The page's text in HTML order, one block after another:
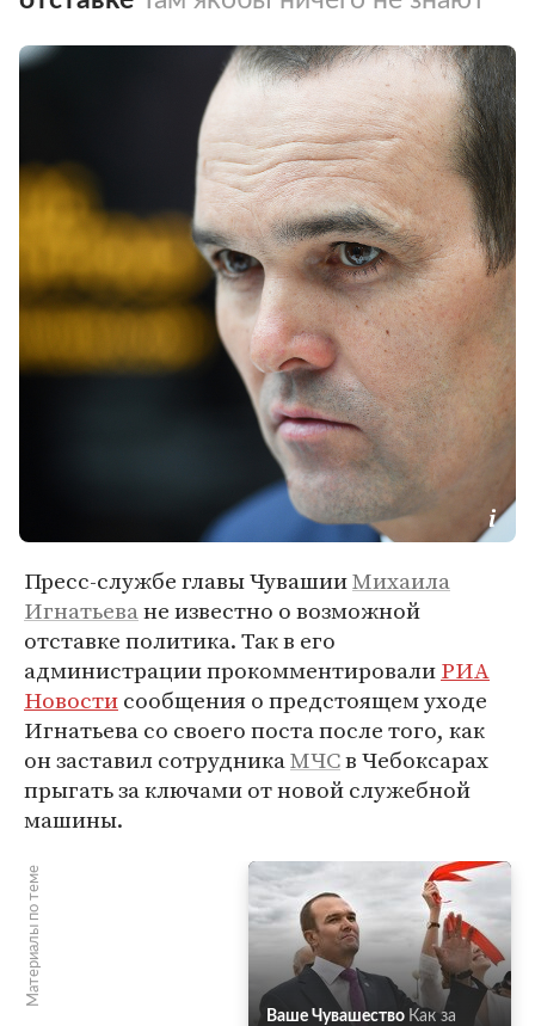
Пресс-службе главы ЧувашииМихаила
Игнатьеване известно о возможной
отставке политика. Так в его
администрации прокомментировалиРИА
Новостисообщения о предстоящем уходе
Игнатьева со своего поста после того, как
он заставил сотрудникаМЧСв Чебоксарах
прыгать за ключами от новой служебной
машины.
Материалы по теме
Ваше Чувашество Как за